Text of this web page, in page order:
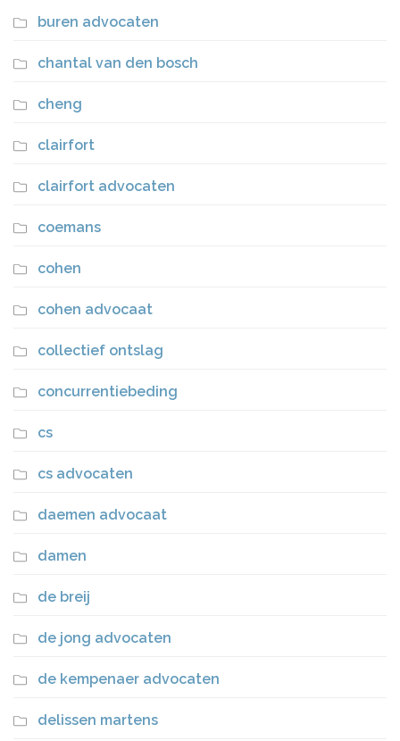
buren advocaten
chantal van den bosch
cheng
clairfort
clairfort advocaten
coemans
cohen
cohen advocaat
collectief ontslag
concurrentiebeding
cs
cs advocaten
daemen advocaat
damen
de breij
de jong advocaten
de kempenaer advocaten
delissen martens